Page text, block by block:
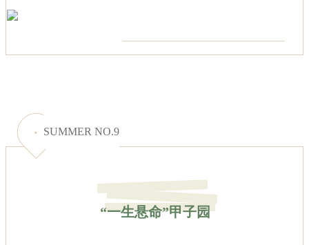
SUMMER NO.9
“一生悬命”甲子园